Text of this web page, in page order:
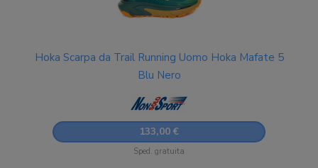
Hoka Scarpa da Trail Running Uomo Hoka Mafate 5
Blu Nero
133,00 €
Sped. gratuita